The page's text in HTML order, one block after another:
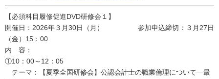
【必須科目履修促進DVD研修会１】
開催日：2026年３月30日（月） 参加申込締切：３月27日
（金）15：00
内 容：
①10：00～12：05
テーマ：【夏季全国研修会】公認会計士の職業倫理について―最